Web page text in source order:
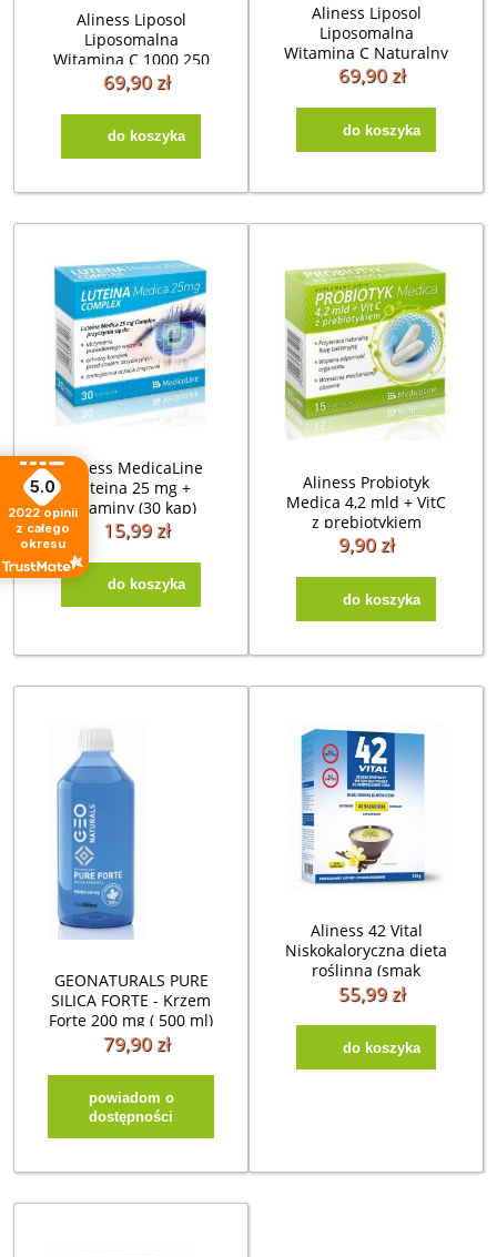
Aliness Liposol
Liposomalna
Witamina C 1000 250
ml
69,90 zł
do koszyka
Aliness Liposol
Liposomalna
Witamina C Naturalny
smak 1000 250 ml
69,90 zł
do koszyka
Aliness MedicaLine
Luteina 25 mg +
witaminy (30 kap)
data 30.01.2027
15,99 zł
do koszyka
Aliness Probiotyk
Medica 4,2 mld + VitC
z prebiotykiem
(15kap)
9,90 zł
do koszyka
GEONATURALS PURE
SILICA FORTE - Krzem
Forte 200 mg ( 500 ml)
79,90 zł
powiadom o
dostępności
Aliness 42 Vital
Niskokaloryczna dieta
roślinna (smak
waniliowy) 510g
55,99 zł
do koszyka
5.0
2022 opinii
z całego
okresu